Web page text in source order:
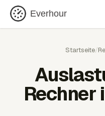
Everhour
Startseite/
Rechner